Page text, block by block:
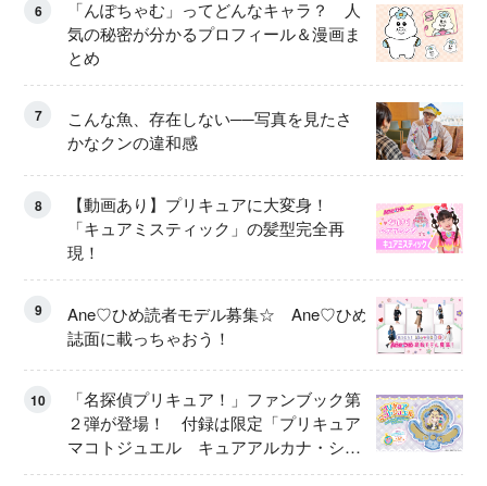
6
「んぽちゃむ」ってどんなキャラ？ 人
気の秘密が分かるプロフィール＆漫画ま
とめ
7
こんな魚、存在しない──写真を見たさ
かなクンの違和感
8
【動画あり】プリキュアに大変身！
「キュアミスティック」の髪型完全再
現！
9
Ane♡ひめ読者モデル募集☆ Ane♡ひめ
誌面に載っちゃおう！
10
「名探偵プリキュア！」ファンブック第
２弾が登場！ 付録は限定「プリキュア
マコトジュエル キュアアルカナ・シャ
ドウ アイスver.」 キュアエクレールを